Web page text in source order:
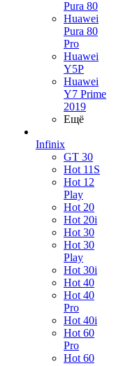
Pura 80
Huawei
Pura 80
Pro
Huawei
Y5P
Huawei
Y7 Prime
2019
Ещё
Infinix
GT 30
Hot 11S
Hot 12
Play
Hot 20
Hot 20i
Hot 30
Hot 30
Play
Hot 30i
Hot 40
Hot 40
Pro
Hot 40i
Hot 60
Pro
Hot 60